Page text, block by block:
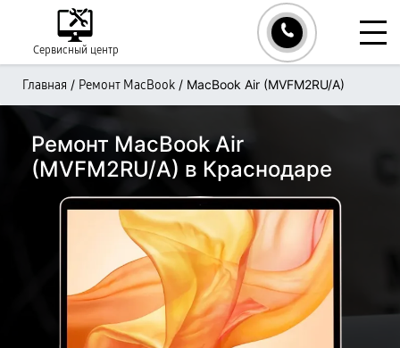
Сервисный центр
Главная / Ремонт MacBook / MacBook Air (MVFM2RU/A)
Ремонт MacBook Air
(MVFM2RU/A) в Краснодаре